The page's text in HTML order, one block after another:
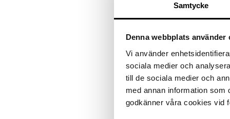
Samtycke
Denna webbplats använder
Vi använder
sociala medier och
till de sociala medier och
med annan information som
godkänner våra cookies vid
Indy Beauty Refreshing